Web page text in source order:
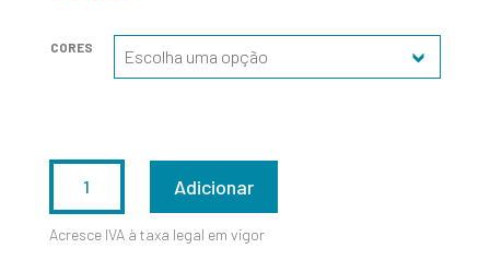
CORES
DE
Adicionar
Acresce IVA à taxa legal em vigor